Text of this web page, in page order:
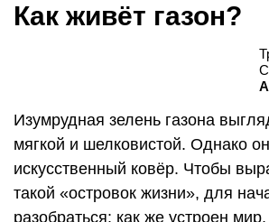
Как живёт газон?
Изумрудная зелень газона
мягкой и шелковистой. Однако
искусственный ковёр. Чтобы
такой «островок жизни», для
разобраться: как же устроен